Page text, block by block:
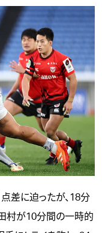
差に迫ったが、18分
村が10分間の一時的